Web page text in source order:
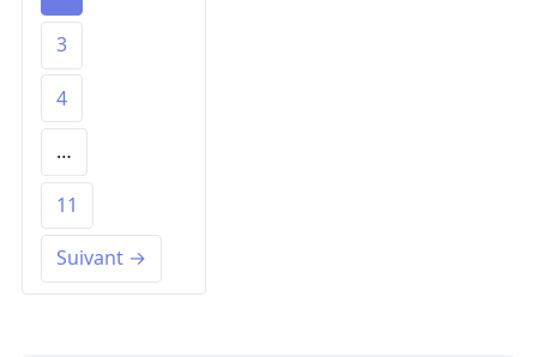
3
4
…
11
Suivant →